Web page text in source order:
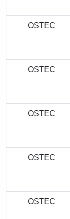
OSTEC
OSTEC
OSTEC
OSTEC
OSTEC